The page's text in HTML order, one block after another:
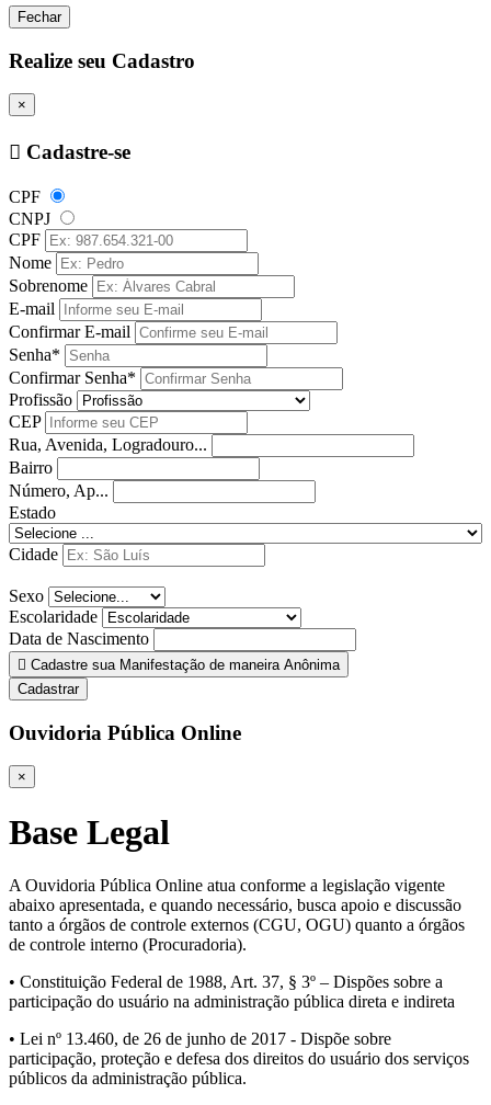
Fechar
Realize seu Cadastro
×
Cadastre-se
CPF
CNPJ
CPF
Nome
Sobrenome
E-mail
Confirmar E-mail
Senha*
Confirmar Senha*
Profissão
CEP
Rua, Avenida, Logradouro...
Bairro
Número, Ap...
Estado
Cidade
Sexo
Escolaridade
Data de Nascimento
Cadastre sua Manifestação de maneira Anônima
Cadastrar
Ouvidoria Pública Online
×
Base Legal
A Ouvidoria Pública Online atua conforme a legislação vigente
abaixo apresentada, e quando necessário, busca apoio e discussão
tanto a órgãos de controle externos (CGU, OGU) quanto a órgãos
de controle interno (Procuradoria).
• Constituição Federal de 1988, Art. 37, § 3º – Dispões sobre a
participação do usuário na administração pública direta e indireta
• Lei nº 13.460, de 26 de junho de 2017 - Dispõe sobre
participação, proteção e defesa dos direitos do usuário dos serviços
públicos da administração pública.